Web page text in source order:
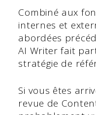
Combiné aux
internes et
abordées
AI Writer fait
stratégie de
Si vous êtes
revue de